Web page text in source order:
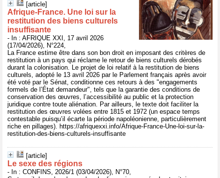
[article]
Afrique-France. Une loi sur la
restitution des biens culturels
insuffisante
- In : AFRIQUE XXI, 17 avril 2026
(17/04/2026), N°224,
La France estime être dans son bon droit en imposant des critères de
restitution à un pays qui réclame le retour de biens culturels dérobés
durant la colonisation. Le projet de loi relatif à la restitution de biens
culturels, adopté le 13 avril 2026 par le Parlement français après avoir
été voté par le Sénat, conditionne ces retours à des "engagements
formels de l’État demandeur", tels que la garantie des conditions de
conservation des œuvres, l’accessibilité au public et la protection
juridique contre toute aliénation. Par ailleurs, le texte doit faciliter la
restitution des œuvres volées entre 1815 et 1972 (un espace temps
contestable puisqu’il écarte la période napoléonienne, particulièrement
riche en pillages). https://afriquexxi.info/Afrique-France-Une-loi-sur-la-
restitution-des-biens-culturels-insuffisante
[article]
Le sexe des régions
- In : CONFINS, 2026/1 (03/04/2026), N°70,